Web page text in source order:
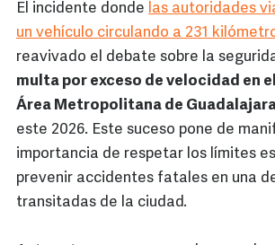
El incidente donde las autoridades
un vehículo circulando a 231
reavivado el debate sobre la
multa por exceso de velocidad en
Área Metropolitana de
este 2026. Este suceso pone de
importancia de respetar los límites
prevenir accidentes fatales en una
transitadas de la ciudad.